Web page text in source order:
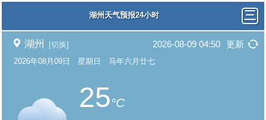
湖州天气预报24小时
湖州 [切换] 2026-08-09 04:50 更新
2026年08月09日 星期日 马年六月廿七
25°C